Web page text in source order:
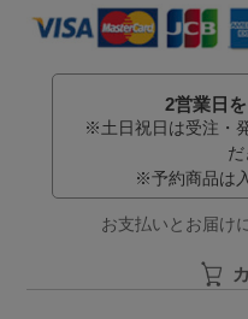
2営業日
※土日祝日は受注・
だ
※予約商品は
お支払いとお届け